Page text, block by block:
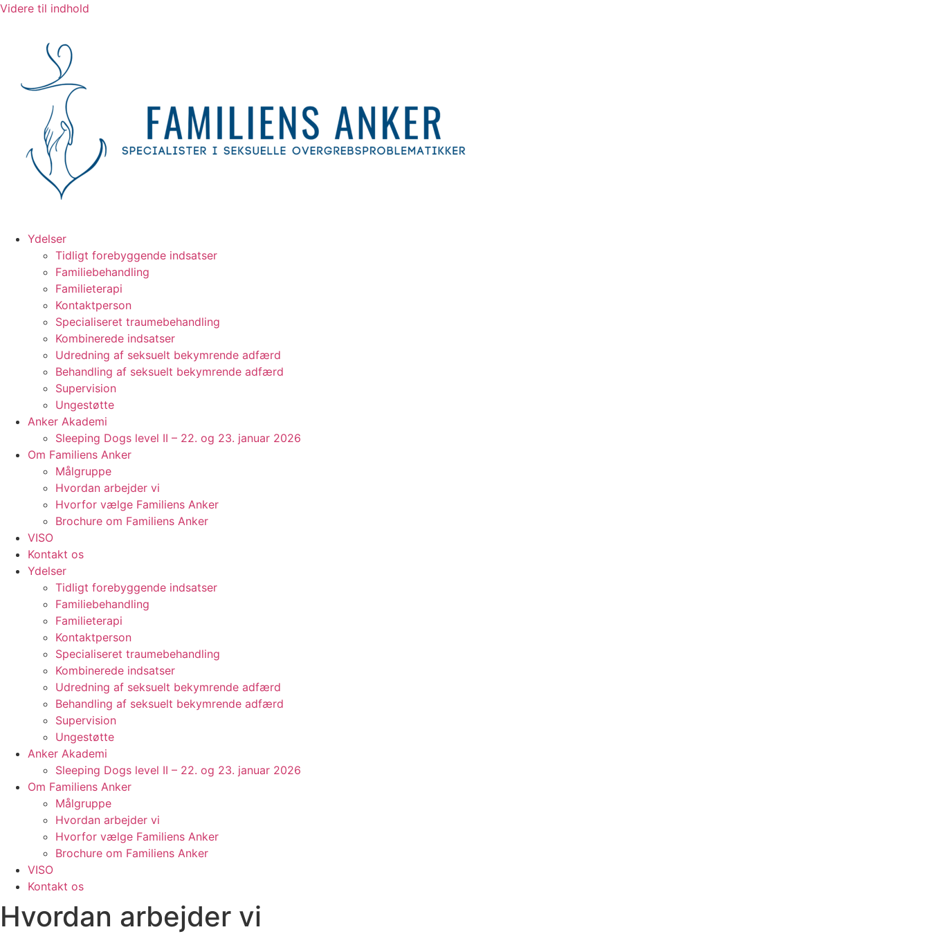
Videre til indhold
Ydelser
Tidligt forebyggende indsatser
Familiebehandling
Familieterapi
Kontaktperson
Specialiseret traumebehandling
Kombinerede indsatser
Udredning af seksuelt bekymrende adfærd
Behandling af seksuelt bekymrende adfærd
Supervision
Ungestøtte
Anker Akademi
Sleeping Dogs level II – 22. og 23. januar 2026
Om Familiens Anker
Målgruppe
Hvordan arbejder vi
Hvorfor vælge Familiens Anker
Brochure om Familiens Anker
VISO
Kontakt os
Ydelser
Tidligt forebyggende indsatser
Familiebehandling
Familieterapi
Kontaktperson
Specialiseret traumebehandling
Kombinerede indsatser
Udredning af seksuelt bekymrende adfærd
Behandling af seksuelt bekymrende adfærd
Supervision
Ungestøtte
Anker Akademi
Sleeping Dogs level II – 22. og 23. januar 2026
Om Familiens Anker
Målgruppe
Hvordan arbejder vi
Hvorfor vælge Familiens Anker
Brochure om Familiens Anker
VISO
Kontakt os
Hvordan arbejder vi